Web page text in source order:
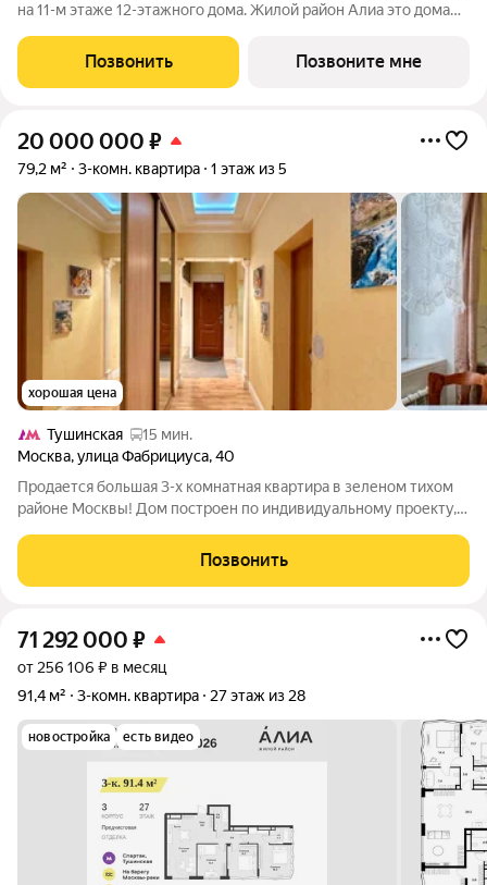
на 11-м этаже 12-этажного дома. Жилой район Алиа это дома
находится в Покровском-Стрешневе, экологически чистом
районе на престижном
Позвонить Позвоните мне
20 000 000 ₽
79,2 м² 3-комн. квартира 1 этаж из 5
хорошая цена
Тушинская
15 мин.
Москва,улица Фабрициуса,40
Продается большая 3-х комнатная квартира в зеленом тихом
районе Москвы! Дом построен по индивидуальному проекту,
хорошая звукоизоляция. В доме выполнен капитальный
ремонт. -окна выходят на 2
Позвонить
71 292 000 ₽
от 256 106 ₽ в месяц
91,4 м²
3-комн. квартира 27 этаж из 28
новостройка есть видео